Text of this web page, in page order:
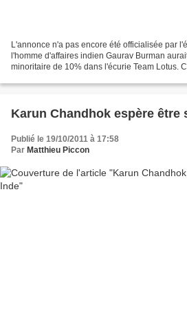
L'annonce n'a pas encore été officialisée par
l'homme d'affaires indien Gaurav Burman
minoritaire de 10% dans l'écurie Team Lotus.
Karun Chandhok espère être
Publié le 19/10/2011 à 17:58
Par Matthieu Piccon